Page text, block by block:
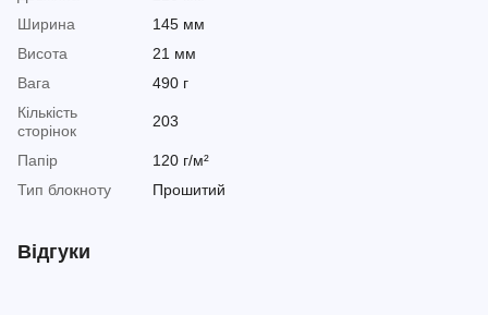
Ширина
145 мм
Висота
21 мм
Вага
490 г
Кількість
сторінок
203
Папір
120 г/м²
Тип блокноту
Прошитий
Відгуки